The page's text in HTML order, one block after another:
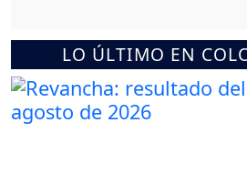
LO ÚLTIMO EN